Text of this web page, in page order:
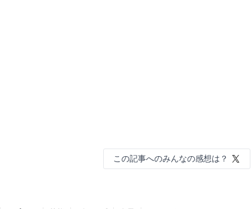
この記事へのみんなの感想は？